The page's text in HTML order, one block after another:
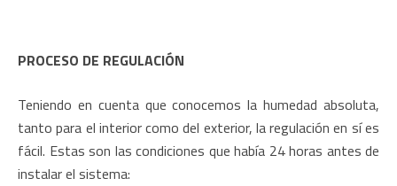
PROCESO DE REGULACIÓN
Teniendo en cuenta que conocemos la humedad absoluta,
tanto para el interior como del exterior, la regulación en sí es
fácil. Estas son las condiciones que había 24 horas antes de
instalar el sistema: